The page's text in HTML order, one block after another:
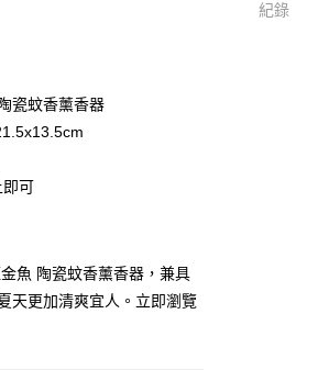
一商業銀行
豐國際商業銀行
東國際商業銀行
展（台灣）商業銀行
瓷蚊香薰香器
即可
魚 陶瓷蚊香薰香器，兼具
天更加清爽宜人。立即瀏覽
紀錄